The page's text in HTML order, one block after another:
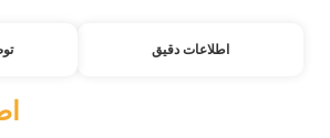
اطلاعات دقیق